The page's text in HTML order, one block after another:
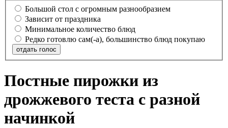
Большой стол с огромным разнообразием
Зависит от праздника
Минимальное количество блюд
Редко готовлю сам(-а), большинство блюд покупаю
отдать голос
Постные пирожки из
дрожжевого теста с разной
начинкой